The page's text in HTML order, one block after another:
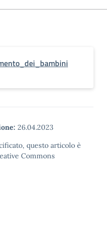
26.04.2023
questo articolo è
Commons